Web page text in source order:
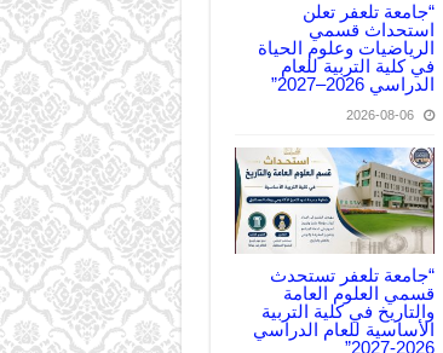
“جامعة تلعفر تعلن
استحداث قسمي
الرياضيات وعلوم الحياة
في كلية التربية للعام
الدراسي 2026–2027”
2026-08-06
“جامعة تلعفر تستحدث
قسمي العلوم العامة
والتاريخ في كلية التربية
الأساسية للعام الدراسي
2026-2027”